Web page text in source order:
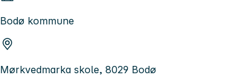
Bodø kommune
Mørkvedmarka skole, 8029 Bodø